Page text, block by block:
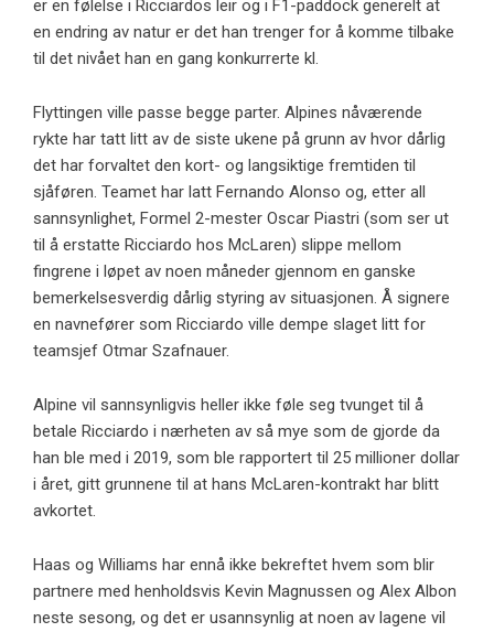
er en følelse i Ricciardos leir og i F1-paddock generelt at
en endring av natur er det han trenger for å komme tilbake
til det nivået han en gang konkurrerte kl.
Flyttingen ville passe begge parter. Alpines nåværende
rykte har tatt litt av de siste ukene på grunn av hvor dårlig
det har forvaltet den kort- og langsiktige fremtiden til
sjåføren. Teamet har latt Fernando Alonso og, etter all
sannsynlighet, Formel 2-mester Oscar Piastri (som ser ut
til å erstatte Ricciardo hos McLaren) slippe mellom
fingrene i løpet av noen måneder gjennom en ganske
bemerkelsesverdig dårlig styring av situasjonen. Å signere
en navnefører som Ricciardo ville dempe slaget litt for
teamsjef Otmar Szafnauer.
Alpine vil sannsynligvis heller ikke føle seg tvunget til å
betale Ricciardo i nærheten av så mye som de gjorde da
han ble med i 2019, som ble rapportert til 25 millioner dollar
i året, gitt grunnene til at hans McLaren-kontrakt har blitt
avkortet.
Haas og Williams har ennå ikke bekreftet hvem som blir
partnere med henholdsvis Kevin Magnussen og Alex Albon
neste sesong, og det er usannsynlig at noen av lagene vil